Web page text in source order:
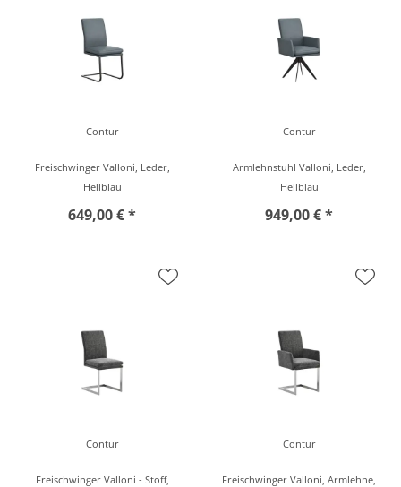
Contur
Freischwinger Valloni, Leder,
Hellblau
649,00 € *
Contur
Armlehnstuhl Valloni, Leder,
Hellblau
949,00 € *
Contur
Freischwinger Valloni - Stoff,
Contur
Freischwinger Valloni, Armlehne,